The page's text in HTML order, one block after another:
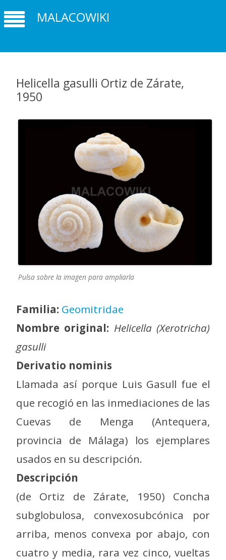
MALACOWIKI
Helicella gasulli Ortiz de Zárate,
1950
Pulsa sobre la imagen para ampliarla
Familia: Geomitridae
Nombre original: Helicella (Xerotricha)
gasulli
Derivatio nominis
Llamada así porque Luis Gasull fue el
que recogió en las inmediaciones de las
Cuevas de Menga (Antequera,
provincia de Málaga) los ejemplares
usados en su descripción.
Descripción
(de Ortiz de Zárate, 1950) Concha
subglobulosa, convexosubcónica por
arriba, menos convexa por abajo, con
cuatro y media, rara vez cinco, vueltas